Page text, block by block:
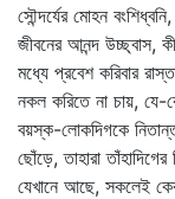
সৌন্দর্যের মোহন
জীবনের আনন্দ উচ্ছ্বাস,
মধ্যে প্রবেশ করিবার
নকল করিতে না চায়, যে-
বয়স্ক-লোকদিগকে
ছোঁড়ে, তাহারা
যেখানে আছে, সকলেই